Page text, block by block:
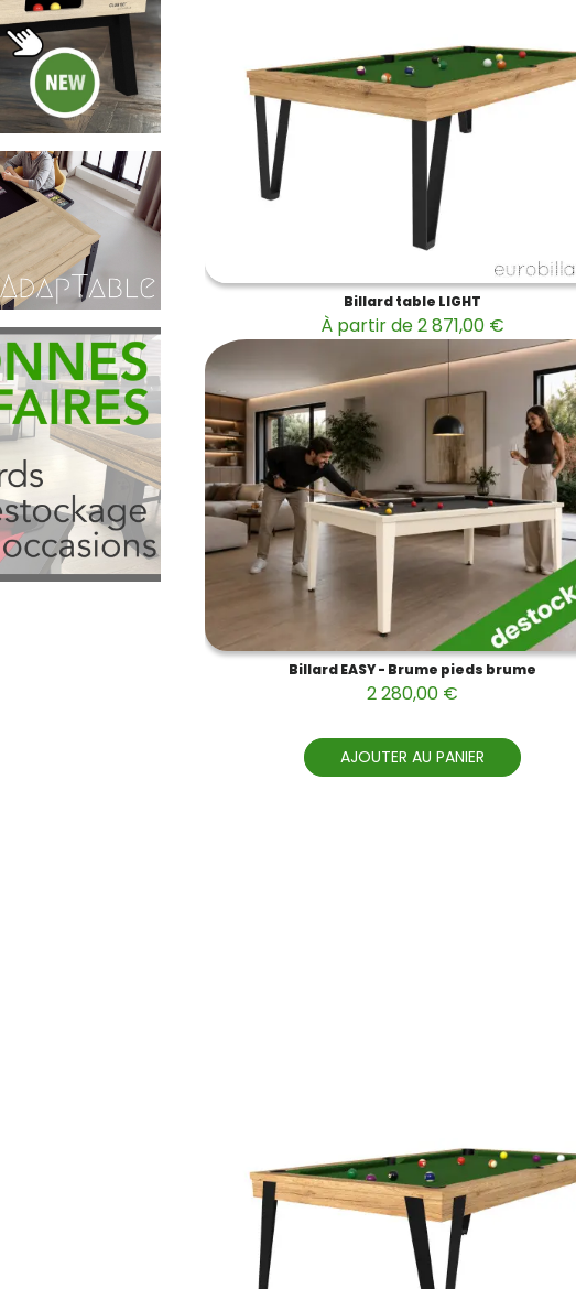
Billard table LIGHT
À partir de 2 871,00 €
Billard EASY - Brume pieds brume
2 280,00 €
AJOUTER AU PANIER